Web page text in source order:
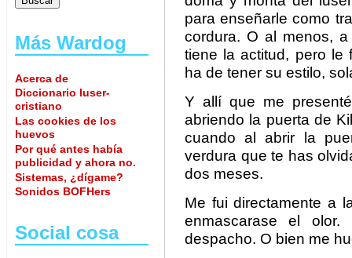
Más Wardog
Acerca de
Diccionario luser-
cristiano
Las cookies de los
huevos
Por qué antes había
publicidad y ahora no.
Sistemas, ¿dígame?
Sonidos BOFHers
Social cosa
para enseñarle como
cordura. O al menos,
tiene la actitud, pero le
ha de tener su estilo,
Y allí que me
abriendo la puerta de
cuando al abrir la
verdura que te has
dos meses.
Me fui directamente a
enmascarase el
despacho. O bien me